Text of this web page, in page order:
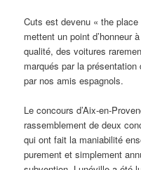
Cuts est devenu « the
mettent un point d’honneur
qualité, des voitures
marqués par la présentation
par nos amis espagnols.
Le concours d’Aix-en-
rassemblement de deux
qui ont fait la maniabilité
purement et simplement